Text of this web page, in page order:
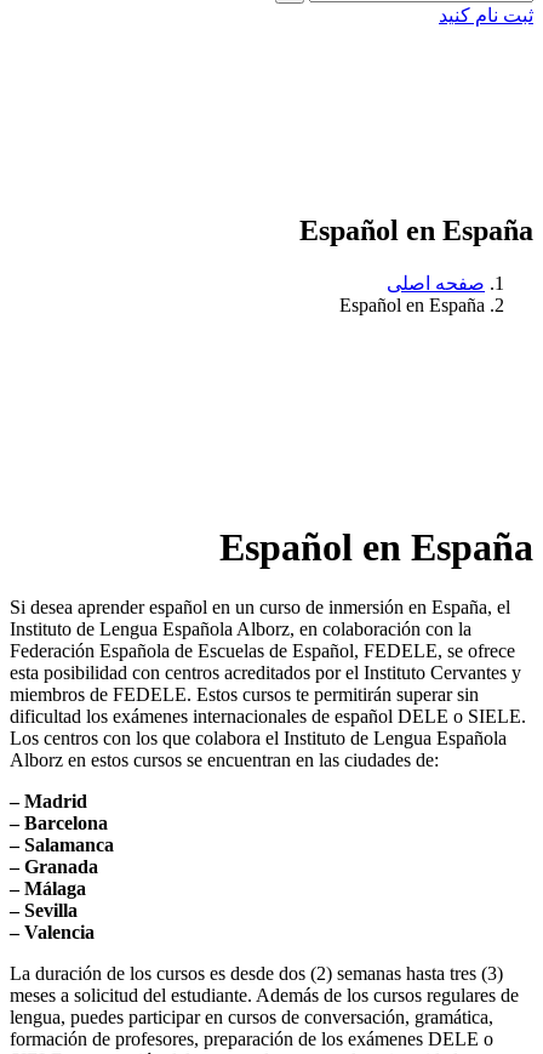
ثبت نام کنید
Español en España
صفحه اصلی
Español en España
Español en España
Si desea aprender español en un curso de inmersión en España, el
Instituto de Lengua Española Alborz, en colaboración con la
Federación Española de Escuelas de Español, FEDELE, se ofrece
esta posibilidad con centros acreditados por el Instituto Cervantes y
miembros de FEDELE. Estos cursos te permitirán superar sin
dificultad los exámenes internacionales de español DELE o SIELE.
Los centros con los que colabora el Instituto de Lengua Española
Alborz en estos cursos se encuentran en las ciudades de:
– Madrid
– Barcelona
– Salamanca
– Granada
– Málaga
– Sevilla
– Valencia
La duración de los cursos es desde dos (2) semanas hasta tres (3)
meses a solicitud del estudiante. Además de los cursos regulares de
lengua, puedes participar en cursos de conversación, gramática,
formación de profesores, preparación de los exámenes DELE o